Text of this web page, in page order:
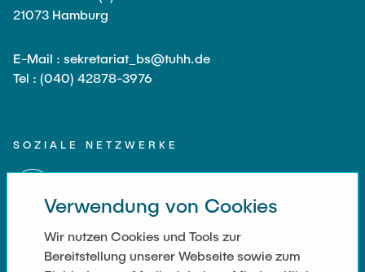
21073 Hamburg
E-Mail : sekretariat_bs@tuhh.de
Tel : (040) 42878-3976
SOZIALE NETZWERKE
WEITERFÜHRENDE LINKS
Verwendung von Cookies
Wir nutzen Cookies und Tools zur
Bereitstellung unserer Webseite sowie zum